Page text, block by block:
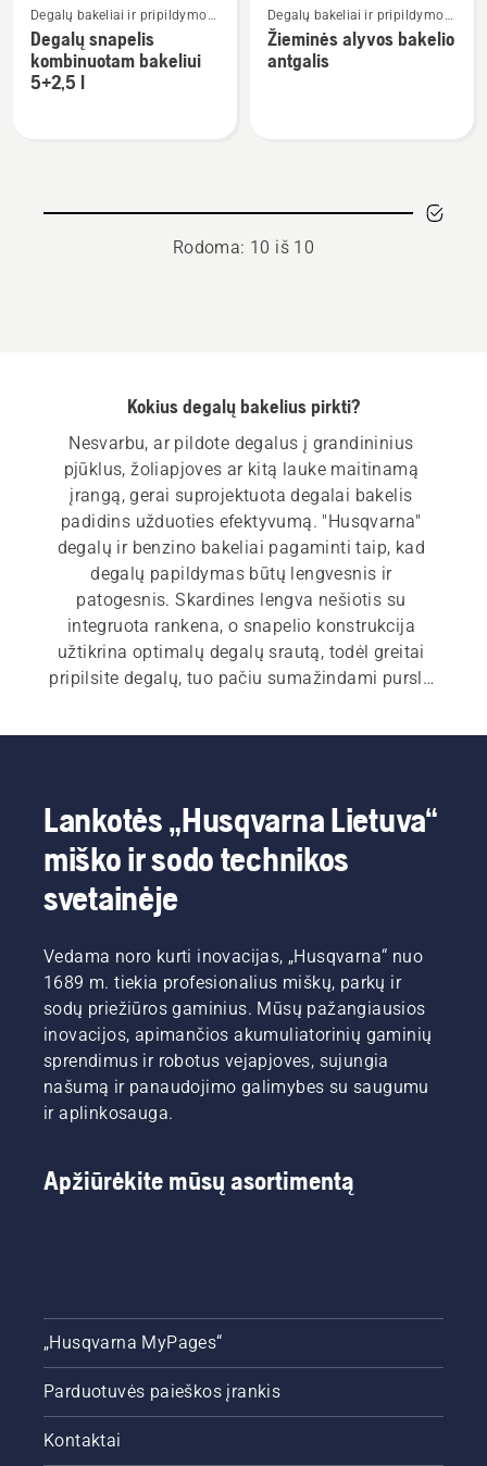
daugiau
detalių
apie
Degalų
Degalų bakeliai ir pripildymo
įranga
Degalų snapelis
kombinuotam bakeliui
5+2,5 l
daugiau
detalių
apie
Degalų bakeliai ir pripildymo
įranga
Žieminės alyvos bakelio
antgalis
Rodoma: 10 iš 10
Kokius degalų bakelius pirkti?
Nesvarbu, ar pildote degalus į grandininius
pjūklus, žoliapjoves ar kitą lauke maitinamą
įrangą, gerai suprojektuota degalai bakelis
padidins užduoties efektyvumą. "Husqvarna"
degalų ir benzino bakeliai pagaminti taip, kad
degalų papildymas būtų lengvesnis ir
patogesnis. Skardines lengva nešiotis su
integruota rankena, o snapelio konstrukcija
užtikrina optimalų degalų srautą, todėl greitai
pripilsite degalų, tuo pačiu sumažindami purslų
Lankotės „Husqvarna Lietuva“
miško ir sodo technikos
svetainėje
Vedama noro kurti inovacijas, „Husqvarna“ nuo
1689 m. tiekia profesionalius miškų, parkų ir
sodų priežiūros gaminius. Mūsų pažangiausios
inovacijos, apimančios akumuliatorinių gaminių
sprendimus ir robotus vejapjoves, sujungia
našumą ir panaudojimo galimybes su saugumu
ir aplinkosauga.
Apžiūrėkite mūsų asortimentą
„Husqvarna MyPages“
Parduotuvės paieškos įrankis
Kontaktai